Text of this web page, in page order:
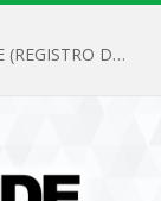
PREGÃO ELETRÔNICO Nº 02/2026-IPSEMDE (REGISTRO DE PREÇOS PARA FUTURA E EVENTUAL AQUISIÇÃO DE MATERIAL DE LIMPEZA E GÊNEROS ALIMENTÍCIOS PARA ATENDER AS NECESSIDADES DO INSTITUTO DE PREVIDÊNCIA SOCIAL DOS SERVIDORES MUNICIPAIS DE DOM ELISEU.)